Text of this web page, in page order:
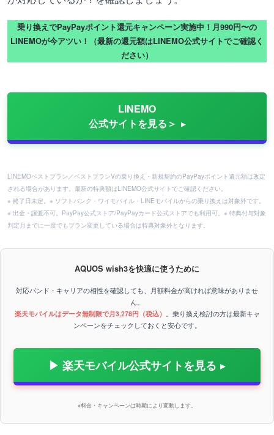
乗り換えでPayPayポイント還元キャンペーン実施中！月990円〜の
LINEMOが今アツい！（最新の還元額はLINEMO公式サイトでご確認く
ださい）
LINEMO
公式サイトを見る＞
LINEMOベストプラン／ベストプランVの乗り換え・新規契約のPayPayポイント還元額は改定
される場合があります。最新の特典額はLINEMO公式サイトでご確認ください。
※ 終了日未定。※ ソフトバンク・ワイモバイル・LINEモバイルからの乗り換えは対象外です。
※ 出金・譲渡不可。PayPay公式ストア/PayPayカード公式ストアでも利用可。※ 特典付与対象
判定月までに一度でもプラン変更している場合は特典対象外となります。
AQUOS wish3を快適に使うために
対応バンド・キャリアの相性を確認しても、月額料金が高ければ意味がありませ
ん。
楽天モバイルはデータ無制限で月3,278円（税込） 。乗り換え検討の方は最新キャ
ンペーンをチェックしておくと安心です。
▶ 楽天モバイル公式サイトを見る
※料金・キャンペーンは時期により変動します。